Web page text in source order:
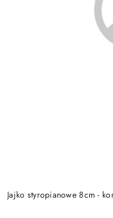
Jajko styropianowe 8cm -